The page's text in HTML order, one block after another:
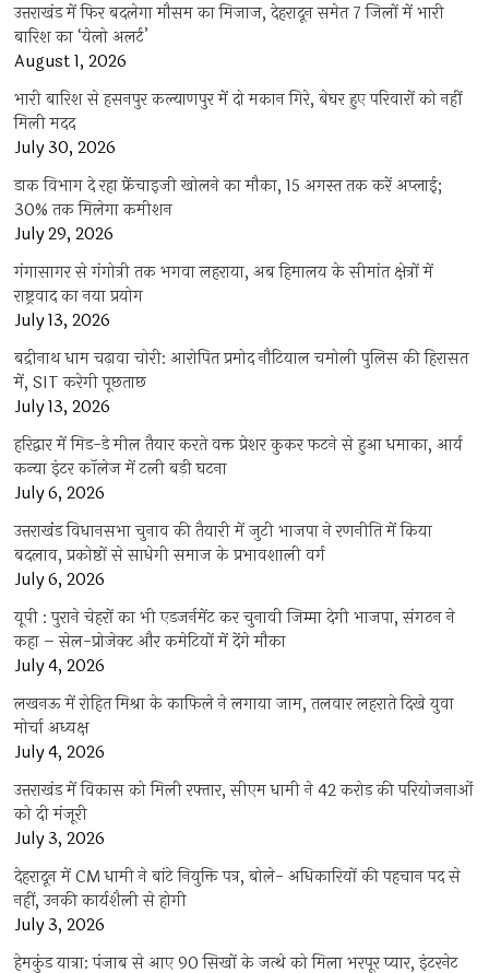
उत्तराखंड में फिर बदलेगा मौसम का मिजाज, देहरादून समेत 7 जिलों में भारी
बारिश का ‘येलो अलर्ट’
August 1, 2026
भारी बारिश से हसनपुर कल्याणपुर में दो मकान गिरे, बेघर हुए परिवारों को नहीं
मिली मदद
July 30, 2026
डाक विभाग दे रहा फ्रेंचाइजी खोलने का मौका, 15 अगस्त तक करें अप्लाई;
30% तक मिलेगा कमीशन
July 29, 2026
गंगासागर से गंगोत्री तक भगवा लहराया, अब हिमालय के सीमांत क्षेत्रों में
राष्ट्रवाद का नया प्रयोग
July 13, 2026
बद्रीनाथ धाम चढ़ावा चोरी: आरोपित प्रमोद नौटियाल चमोली पुलिस की हिरासत
में, SIT करेगी पूछताछ
July 13, 2026
हरिद्वार में मिड-डे मील तैयार करते वक्त प्रेशर कुकर फटने से हुआ धमाका, आर्य
कन्या इंटर कॉलेज में टली बड़ी घटना
July 6, 2026
उत्तराखंंड विधानसभा चुनाव की तैयारी में जुटी भाजपा ने रणनीति में किया
बदलाव, प्रकोष्ठों से साधेगी समाज के प्रभावशाली वर्ग
July 6, 2026
यूपी : पुराने चेहरों का भी एडजर्नमेंट कर चुनावी जिम्मा देगी भाजपा, संगठन ने
कहा – सेल-प्रोजेक्ट और कमेटियों में देंगे मौका
July 4, 2026
लखनऊ में रोहित मिश्रा के काफिले ने लगाया जाम, तलवार लहराते दिखे युवा
मोर्चा अध्यक्ष
July 4, 2026
उत्तराखंड में विकास को मिली रफ्तार, सीएम धामी ने 42 करोड़ की परियोजनाओं
को दी मंजूरी
July 3, 2026
देहरादून में CM धामी ने बांटे नियुक्ति पत्र, बोले- अधिकारियों की पहचान पद से
नहीं, उनकी कार्यशैली से होगी
July 3, 2026
हेमकुंड यात्रा: पंजाब से आए 90 सिखों के जत्थे को मिला भरपूर प्यार, इंटरनेट